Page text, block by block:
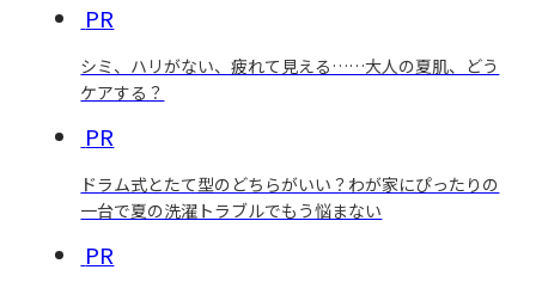
PR
シミ、ハリがない、疲れて見える……大人の夏肌、どう
ケアする？
PR
ドラム式とたて型のどちらがいい？わが家にぴったりの
一台で夏の洗濯トラブルでもう悩まない
PR